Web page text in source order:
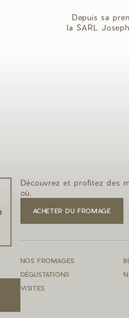
Depuis sa
la SARL
Découvrez et profitez des
où.
ACHETER DU FROMAGE
NOS FROMAGES
DÉGUSTATIONS
VISITES